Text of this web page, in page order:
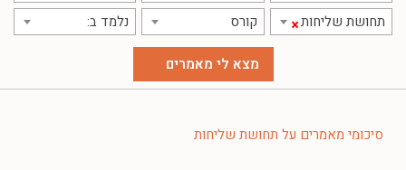
×תחושת שליחות קורס נלמד ב:
סיכומי מאמרים על תחושת שליחות